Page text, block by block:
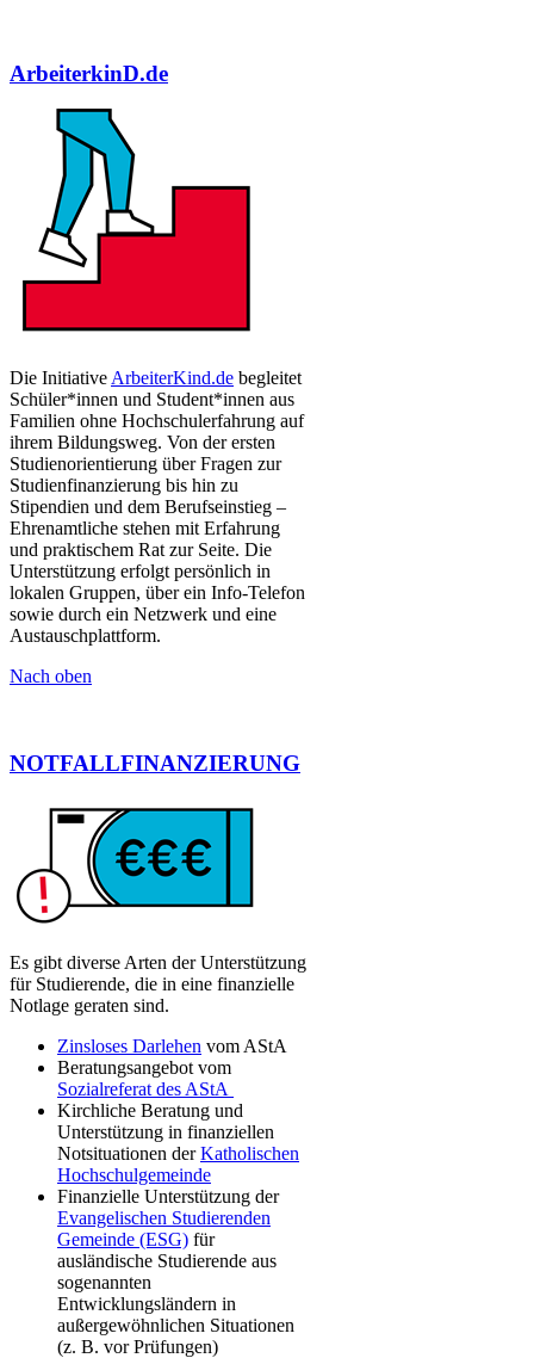
ArbeiterkinD.de
​​​Die Initiative ArbeiterKind.de begleitet
Schüler*innen und Student*innen aus
Familien ohne Hochschulerfahrung auf
ihrem Bildungsweg. Von der ersten
Studienorientierung über Fragen zur
Studienfinanzierung bis hin zu
Stipendien und dem Berufseinstieg –
Ehrenamtliche stehen mit Erfahrung
und praktischem Rat zur Seite. Die
Unterstützung erfolgt persönlich in
lokalen Gruppen, über ein Info-Telefon
sowie durch ein Netzwerk und eine
Austauschplattform. ​
Nach oben
NOTFALLFINANZIERUNG
​Es gibt diverse Arten der Unterstützung
für Studierende, die in eine finanzielle
Notlage geraten sind.
Zinsloses Darlehen​ vom AStA
Beratungsangebot vom
Sozialreferat des AStA
Kirchliche Beratung und
Unterstützung in finanziellen
Notsituationen derKatholischen
Hochschulgemeinde​
Finanzielle Unterstützung der
Evangelischen Studierenden
Gemeinde (ESG)​ für
ausländische Studierende aus
sogenannten
Entwicklungsländern in
außergewöhnlichen Situationen
(z. B. vor Prüfungen) ​